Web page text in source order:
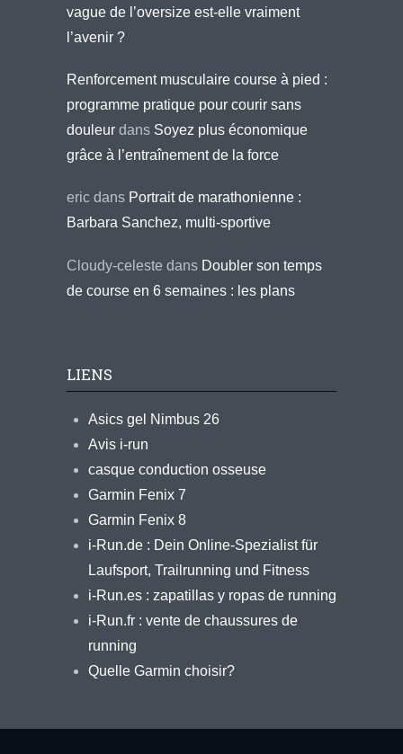
vague de l’oversize est-elle vraiment
l’avenir ?
Renforcement musculaire course à pied :
programme pratique pour courir sans
douleur dans Soyez plus économique
grâce à l’entraînement de la force
eric dans Portrait de marathonienne :
Barbara Sanchez, multi-sportive
Cloudy-celeste dans Doubler son temps
de course en 6 semaines : les plans
LIENS
Asics gel Nimbus 26
Avis i-run
casque conduction osseuse
Garmin Fenix 7
Garmin Fenix 8
i-Run.de : Dein Online-Spezialist für
Laufsport, Trailrunning und Fitness
i-Run.es : zapatillas y ropas de running
i-Run.fr : vente de chaussures de
running
Quelle Garmin choisir?